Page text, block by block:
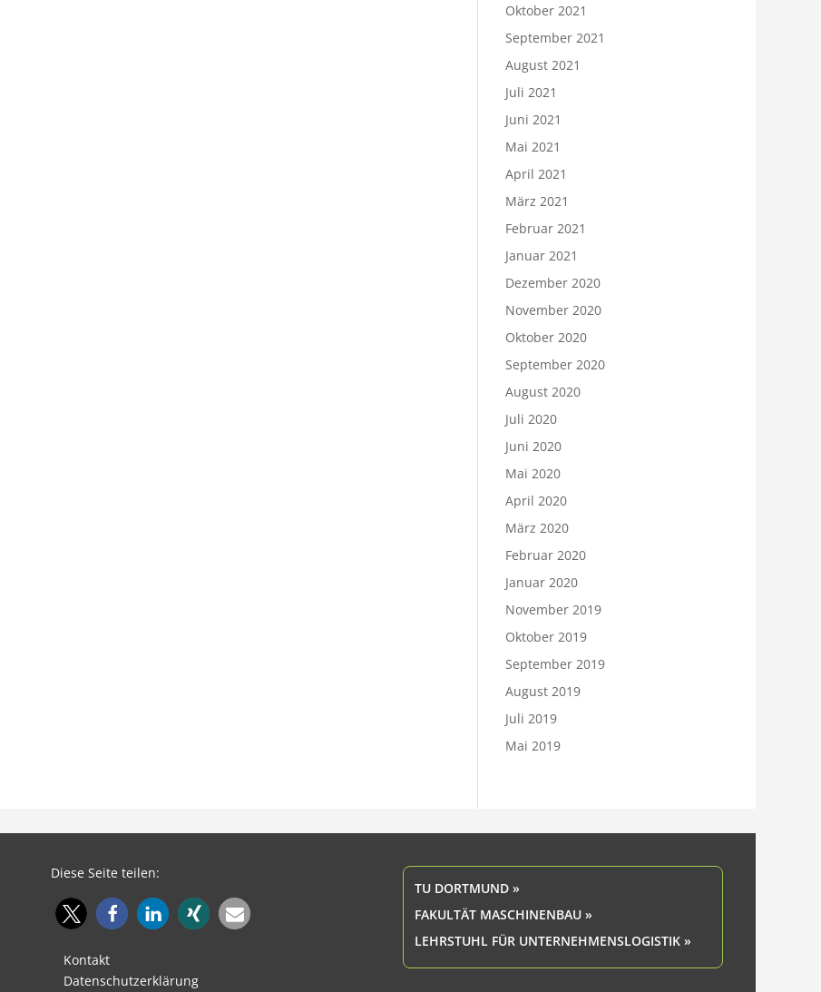
Oktober 2021
September 2021
August 2021
Juli 2021
Juni 2021
Mai 2021
April 2021
März 2021
Februar 2021
Januar 2021
Dezember 2020
November 2020
Oktober 2020
September 2020
August 2020
Juli 2020
Juni 2020
Mai 2020
April 2020
März 2020
Februar 2020
Januar 2020
November 2019
Oktober 2019
September 2019
August 2019
Juli 2019
Mai 2019
Diese Seite teilen:
Kontakt
Datenschutzerklärung
TU DORTMUND »
FAKULTÄT MASCHINENBAU »
LEHRSTUHL FÜR UNTERNEHMENSLOGISTIK »